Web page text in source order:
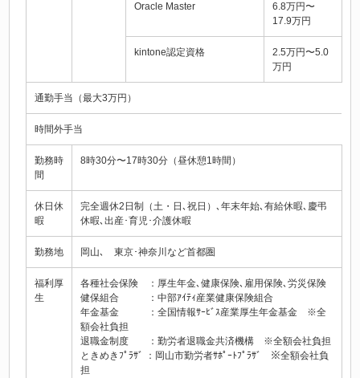
Oracle Master
6.8万円〜
17.9万円
kintone認定資格
2.5万円〜5.0
万円
通勤手当（最大3万円）
時間外手当
勤務時
間
8時30分〜17時30分（昼休憩1時間）
休日休
暇
完全週休2日制（土・日､祝日）､年末年始､有給休暇､慶弔
休暇､出産･育児･介護休暇
勤務地 岡山､ 東京･神奈川など首都圏
福利厚
生
各種社会保険 ：厚生年金､健康保険､雇用保険､労災保険
健保組合 ：中部ｱｲﾃｨ産業健康保険組合
年金基金 ：全国情報ｻｰﾋﾞｽ産業厚生年金基金 ※全
額会社負担
退職金制度 ：勤労者退職金共済機構 ※全額会社負担
ときめきﾌﾟﾗｻﾞ ：岡山市勤労者ｻﾎﾟｰﾄﾌﾟﾗｻﾞ ※全額会社負
担